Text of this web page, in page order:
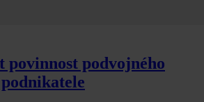
povinnost podvojného